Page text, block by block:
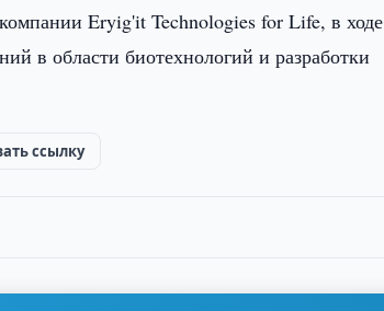
Eryig'it Technologies for Life, в ходе
в области биотехнологий и разработки
ссылку